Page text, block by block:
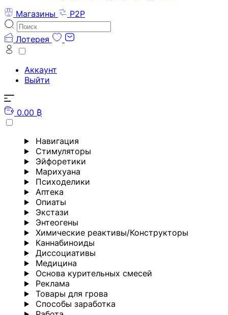
Магазины
P2P
Лотерея
Аккаунт
Выйти
0.00 ₿
Навигация
Стимуляторы
Эйфоретики
Марихуана
Психоделики
Аптека
Опиаты
Экстази
Энтеогены
Химические реактивы/Конструкторы
Каннабиноиды
Диссоциативы
Медицина
Основа курительных смесей
Реклама
Товары для грова
Способы заработка